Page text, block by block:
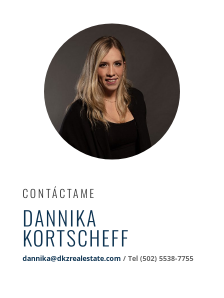
CONTÁCTAME
DANNIKA
KORTSCHEFF
dannika@dkzrealestate.com / Tel (502) 5538-7755‬